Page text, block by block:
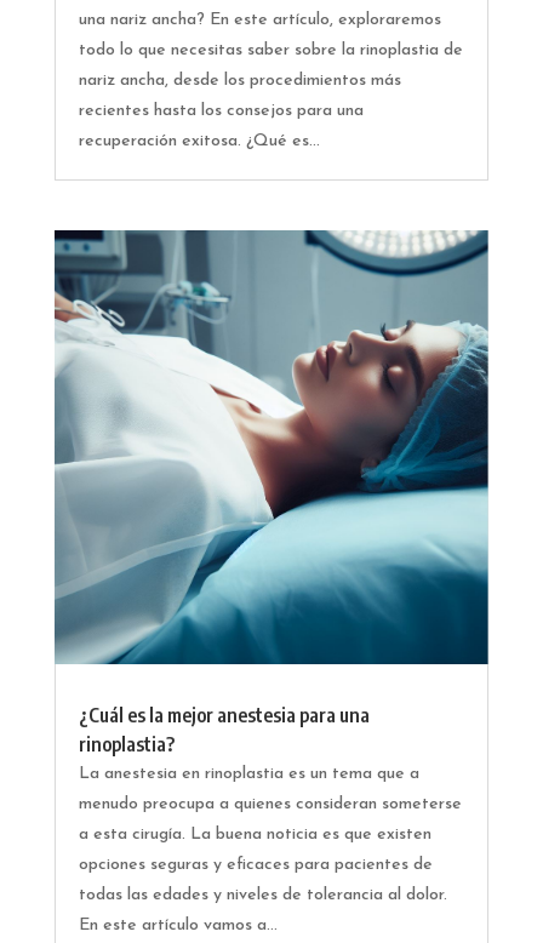
una nariz ancha? En este artículo, exploraremos
todo lo que necesitas saber sobre la rinoplastia de
nariz ancha, desde los procedimientos más
recientes hasta los consejos para una
recuperación exitosa. ¿Qué es...
¿Cuál es la mejor anestesia para una
rinoplastia?
La anestesia en rinoplastia es un tema que a
menudo preocupa a quienes consideran someterse
a esta cirugía. La buena noticia es que existen
opciones seguras y eficaces para pacientes de
todas las edades y niveles de tolerancia al dolor.
En este artículo vamos a...